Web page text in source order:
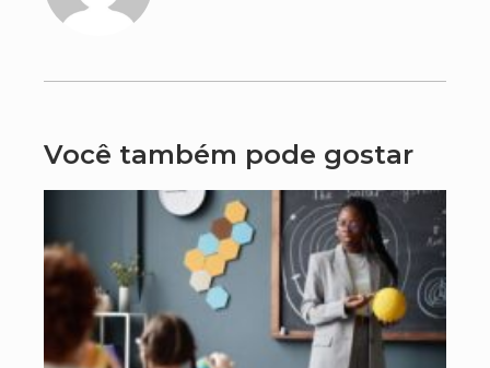
Você também pode gostar